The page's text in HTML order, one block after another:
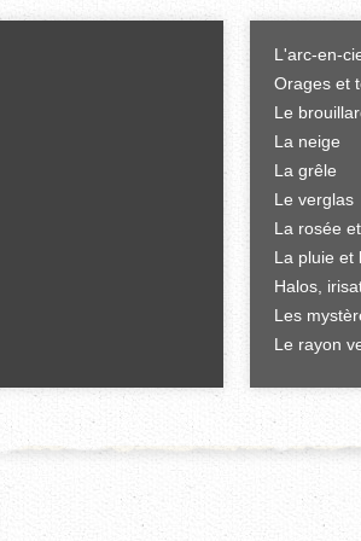
L'arc-en-
Orages et
Le
La neige
La grêle
Le verglas
La rosée
La pluie et
Halos,
Les
Le rayon